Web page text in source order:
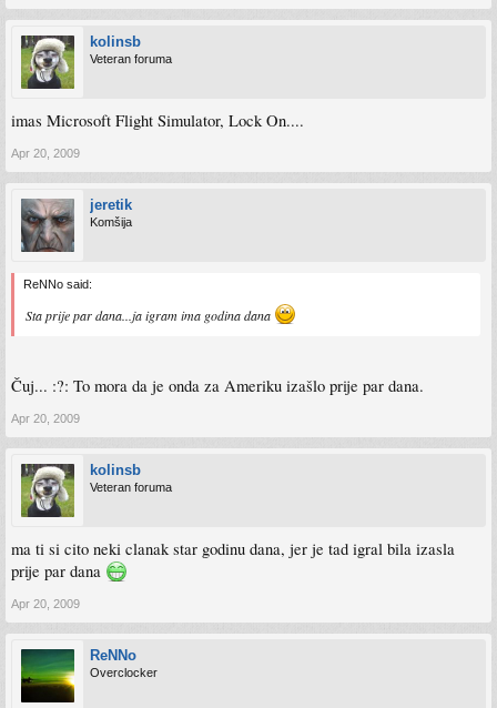
kolinsb
Veteran foruma
imas Microsoft Flight Simulator, Lock On....
Apr 20, 2009
jeretik
Komšija
ReNNo said:
Sta prije par dana...ja igram ima godina dana
Čuj... :?: To mora da je onda za Ameriku izašlo prije par dana.
Apr 20, 2009
kolinsb
Veteran foruma
ma ti si cito neki clanak star godinu dana, jer je tad igral bila izasla
prije par dana
Apr 20, 2009
ReNNo
Overclocker